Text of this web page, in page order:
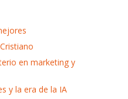
en marketing y
y la era de la IA